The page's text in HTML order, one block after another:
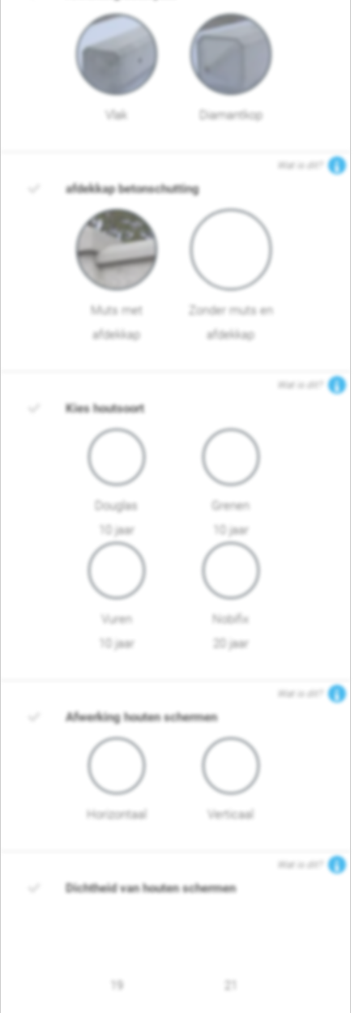
Vlak Diamantkop
Wat is dit?
afdekkap betonschutting
Muts met
afdekkap
Zonder muts en
afdekkap
Wat is dit?
Kies houtsoort
Douglas
10 jaar
Grenen
10 jaar
Vuren
10 jaar
Nobifix
20 jaar
Wat is dit?
Afwerking houten schermen
Horizontaal Verticaal
Wat is dit?
Dichtheid van houten schermen
19